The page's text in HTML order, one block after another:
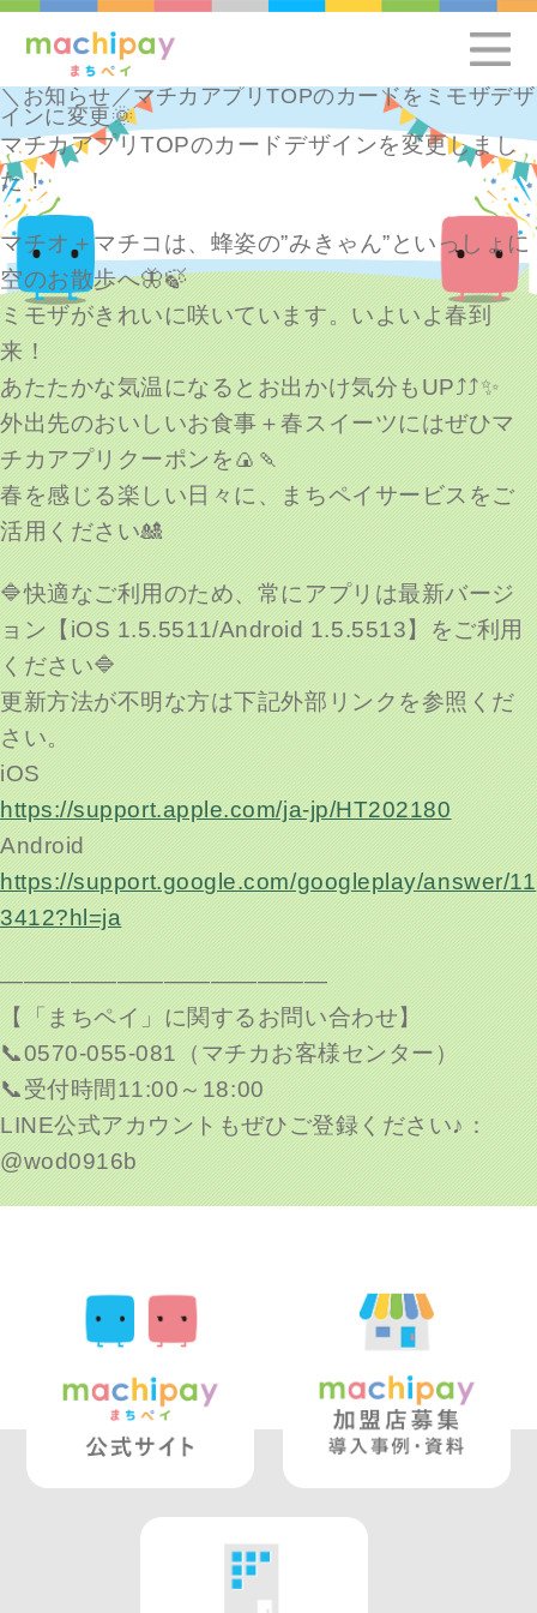
＼お知らせ／マチカアプリTOPのカードをミモザデザ
インに変更🌞
マチカアプリTOPのカードデザインを変更しまし
た！
マチオ＋マチコは、蜂姿の”みきゃん”といっしょに
空のお散歩へ🦋🍃
ミモザがきれいに咲いています。いよいよ春到
来！
あたたかな気温になるとお出かけ気分もUP⤴⤴✨
外出先のおいしいお食事＋春スイーツにはぜひマ
チカアプリクーポンを🍙🍡
春を感じる楽しい日々に、まちペイサービスをご
活用ください🎎
🔷快適なご利用のため、常にアプリは最新バージ
ョン【iOS 1.5.5511/Android 1.5.5513】をご利用
ください🔷
更新方法が不明な方は下記外部リンクを参照くだ
さい。
iOS
https://support.apple.com/ja-jp/HT202180
Android
https://support.google.com/googleplay/answer/11
3412?hl=ja
——————————————
【「まちペイ」に関するお問い合わせ】
📞0570-055-081（マチカお客様センター）
📞受付時間11:00～18:00
LINE公式アカウントもぜひご登録ください♪：
@wod0916b